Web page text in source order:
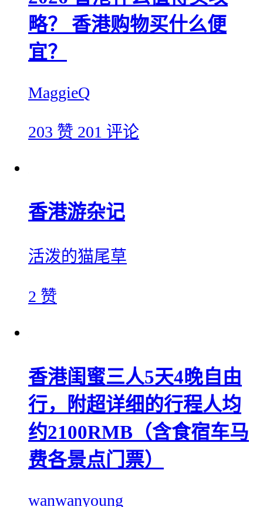
略？ 香港购物买什么便
宜？
MaggieQ
203 赞 201 评论
香港游杂记
活泼的猫尾草
2 赞
香港闺蜜三人5天4晚自由
行，附超详细的行程人均
约2100RMB（含食宿车马
费各景点门票）
wanwanyoung